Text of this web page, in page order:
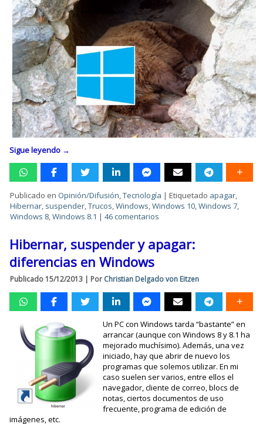
Sigue leyendo →
Publicado en Opinión/Difusión,Tecnología |Etiquetado apagar,
Hibernar, suspender,Trucos,Windows,Windows 10,Windows 7,
Windows 8,Windows 8.1 |46 comentarios
Hibernar, suspender y apagar:
diferencias en Windows
Publicado 15/12/2013 | Por Christian Delgado von Eitzen
Un PC con Windows tarda “bastante” en
arrancar (aunque con Windows 8 y 8.1 ha
mejorado muchísimo). Además, una vez
iniciado, hay que abrir de nuevo los
programas que solemos utilizar. En mi
caso suelen ser varios, entre ellos el
navegador, cliente de correo, blocs de
notas, ciertos documentos de uso
frecuente, programa de edición de
imágenes, etc.